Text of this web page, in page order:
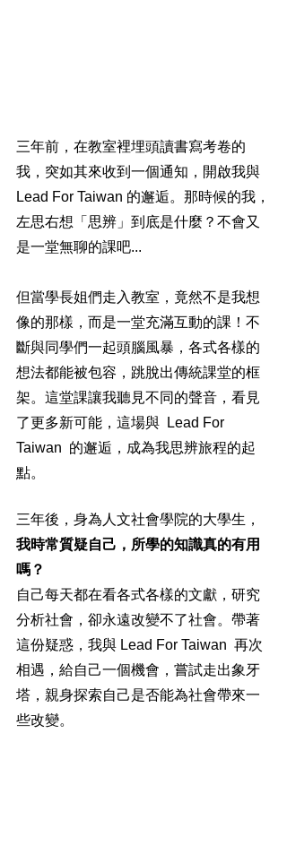
三年前，在教室裡埋頭讀書寫考卷的
我，突如其來收到一個通知，開啟我與
Lead For Taiwan 的邂逅。那時候的我，
左思右想「思辨」到底是什麼？不會又
是一堂無聊的課吧...
但當學長姐們走入教室，竟然不是我想
像的那樣，而是一堂充滿互動的課！不
斷與同學們一起頭腦風暴，各式各樣的
想法都能被包容，跳脫出傳統課堂的框
架。這堂課讓我聽見不同的聲音，看見
了更多新可能，這場與  Lead For
Taiwan  的邂逅，成為我思辨旅程的起
點。
三年後，身為人文社會學院的大學生，
我時常質疑自己，所學的知識真的有用
嗎？
自己每天都在看各式各樣的文獻，研究
分析社會，卻永遠改變不了社會。帶著
這份疑惑，我與 Lead For Taiwan  再次
相遇，給自己一個機會，嘗試走出象牙
塔，親身探索自己是否能為社會帶來一
些改變。